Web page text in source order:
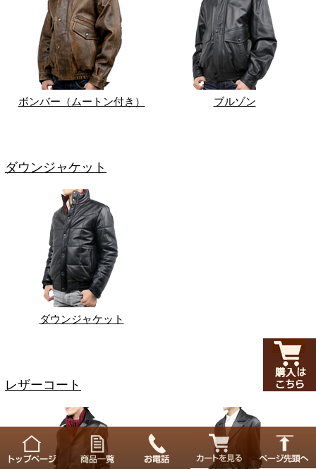
ボンバー（ムートン付き） ブルゾン
ダウンジャケット
ダウンジャケット
レザーコート